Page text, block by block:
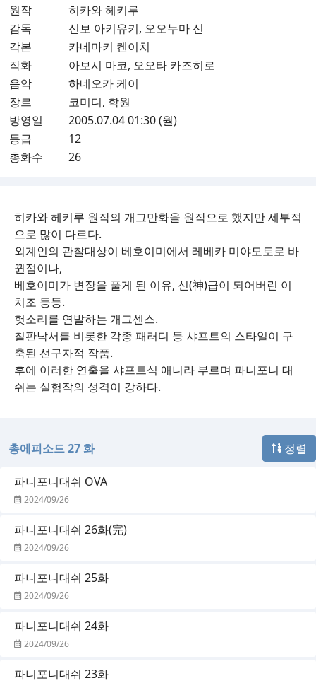
원작
히카와 헤키루
감독
신보 아키유키, 오오누마 신
각본
카네마키 켄이치
작화
아보시 마코, 오오타 카즈히로
음악
하네오카 케이
장르
코미디, 학원
방영일
2005.07.04 01:30 (월)
등급
12
총화수
26
히카와 헤키루 원작의 개그만화을 원작으로 했지만 세부적
으로 많이 다르다.
외계인의 관찰대상이 베호이미에서 레베카 미야모토로 바
뀐점이나,
베호이미가 변장을 풀게 된 이유, 신(神)급이 되어버린 이
치조 등등.
헛소리를 연발하는 개그센스.
칠판낙서를 비롯한 각종 패러디 등 샤프트의 스타일이 구
축된 선구자적 작품.
후에 이러한 연출을 샤프트식 애니라 부르며 파니포니 대
쉬는 실험작의 성격이 강하다.
총에피소드 27 화 정렬
파니포니대쉬 OVA
2024/09/26
파니포니대쉬 26화(完)
2024/09/26
파니포니대쉬 25화
2024/09/26
파니포니대쉬 24화
2024/09/26
파니포니대쉬 23화